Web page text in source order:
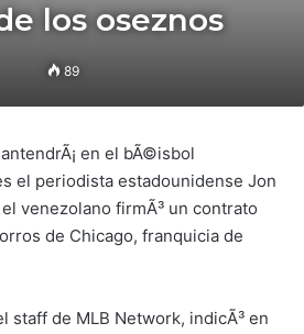
los oseznos
89
en el bÃ©isbol
el periodista estadounidense Jon
venezolano firmÃ³ un contrato
de Chicago, franquicia de
staff de MLB Network, indicÃ³ en